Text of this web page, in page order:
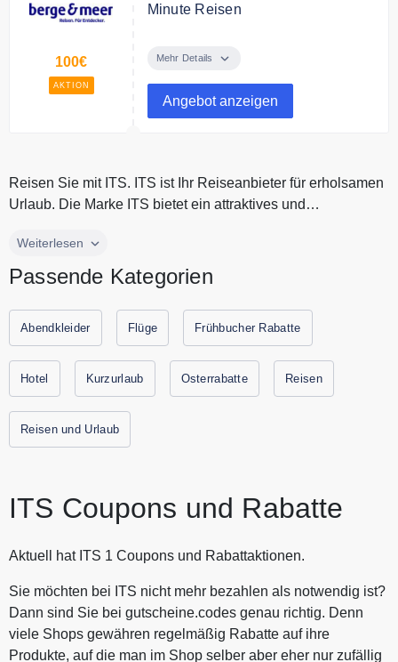
100€
AKTION
Minute Reisen
Minute Reisen bei berge & meer.
Mehr Details
Angebot anzeigen
Reisen Sie mit ITS. ITS ist Ihr Reiseanbieter für erholsamen
Urlaub. Die Marke ITS bietet ein attraktives und
Reisen Sie mit ITS. ITS ist Ihr Reiseanbieter für erholsamen
umfangreiches Angebot für Familien an. Buchen Sie jetzt
Urlaubsziele in Spanien, Griechenland oder Bulgarien. Alle
aktuellen Gutscheine und Rabattaktionen von ITS finden Sie
immer hier auf Gutscheine.codes.
Weiterlesen
Passende Kategorien
Abendkleider Flüge Frühbucher Rabatte
Hotel Kurzurlaub Osterrabatte Reisen
Reisen und Urlaub
ITS Coupons und Rabatte
Aktuell hat ITS 1 Coupons und Rabattaktionen.
Sie möchten bei ITS nicht mehr bezahlen als notwendig ist?
Dann sind Sie bei gutscheine.codes genau richtig. Denn
viele Shops gewähren regelmäßig Rabatte auf ihre
Produkte, auf die man im Shop selber aber eher nur zufällig